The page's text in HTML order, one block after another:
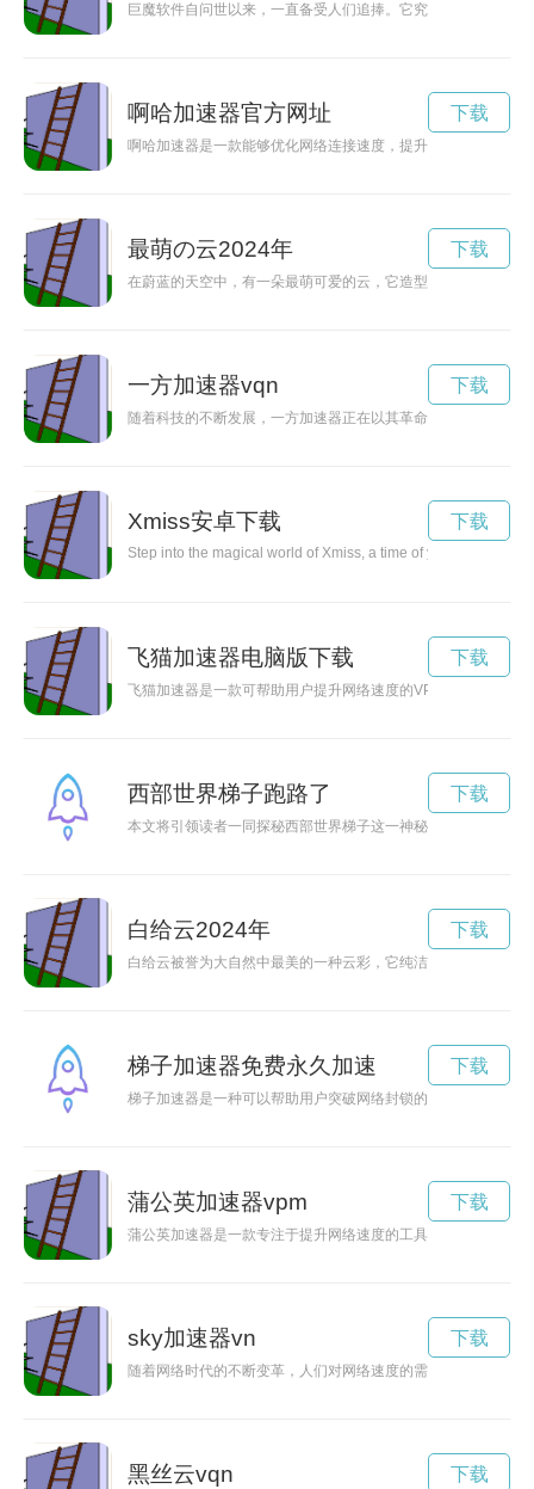
巨魔软件自问世以来，一直备受人们追捧。它究竟有何神秘魔力
啊哈加速器官方网址
啊哈加速器是一款能够优化网络连接速度，提升网络体验的工
下载
最萌の云2024年
在蔚蓝的天空中，有一朵最萌可爱的云，它造型奇特，给人惊喜
下载
一方加速器vqn
随着科技的不断发展，一方加速器正在以其革命性的技术，推
下载
Xmiss安卓下载
Step into the magical world of Xmiss, a time of year filled with
下载
飞猫加速器电脑版下载
飞猫加速器是一款可帮助用户提升网络速度的VPN服务，让用
下载
西部世界梯子跑路了
本文将引领读者一同探秘西部世界梯子这一神秘通道，揭示其
下载
白给云2024年
白给云被誉为大自然中最美的一种云彩，它纯洁、清新，给人以
下载
梯子加速器免费永久加速
梯子加速器是一种可以帮助用户突破网络封锁的工具，可以让
下载
蒲公英加速器vpm
蒲公英加速器是一款专注于提升网络速度的工具，能够让人们
下载
sky加速器vn
随着网络时代的不断变革，人们对网络速度的需求也越来越高
下载
黑丝云vqn 下载